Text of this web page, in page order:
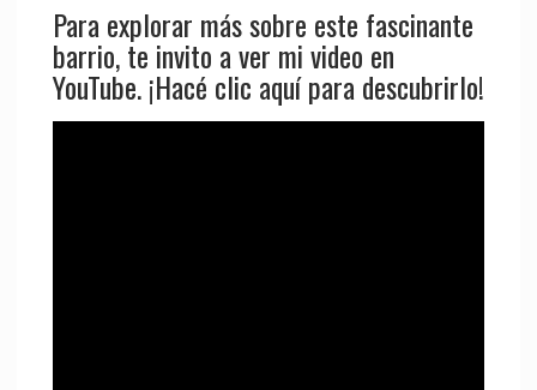
Para explorar más sobre este fascinante
barrio, te invito a ver mi video en
YouTube. ¡Hacé clic aquí para descubrirlo!